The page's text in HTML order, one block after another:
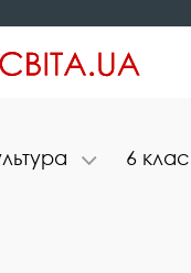
6​ ​к​л​а​с